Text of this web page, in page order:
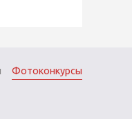
Фотоконкурсы